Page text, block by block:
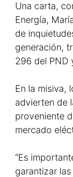
Una carta,
Energía,
de
generación,
296 del PND
En la misiva,
advierten de
proveniente
mercado
“Es
garantizar